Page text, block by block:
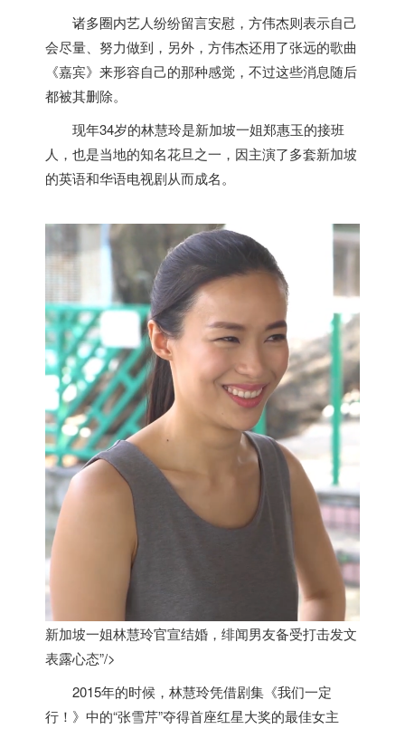
诸多圈内艺人纷纷留言安慰，方伟杰则表示自己
会尽量、努力做到，另外，方伟杰还用了张远的歌曲
《嘉宾》来形容自己的那种感觉，不过这些消息随后
都被其删除。
现年34岁的林慧玲是新加坡一姐郑惠玉的接班
人，也是当地的知名花旦之一，因主演了多套新加坡
的英语和华语电视剧从而成名。
新加坡一姐林慧玲官宣结婚，绯闻男友备受打击发文
表露心态”/>
2015年的时候，林慧玲凭借剧集《我们一定
行！》中的“张雪芹”夺得首座红星大奖的最佳女主